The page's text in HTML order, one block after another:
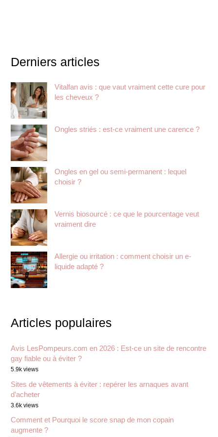
Derniers articles
Vitalfan avis : que vaut vraiment cette cure pour
les cheveux ?
Ongles striés : est-ce vraiment une carence ?
Ongles en gel ou semi-permanent : lequel
choisir ?
Vernis biosourcé : ce que le pourcentage veut
vraiment dire
Allergie ou irritation : comment choisir un e-
liquide adapté ?
Articles populaires
Avis LesPompeurs.com en 2026 : Est-ce un site de rencontre
gay fiable ou à éviter ?
5.9k views
Sites de vêtements à éviter : repérer les arnaques avant
d’acheter
3.6k views
Comment et Pourquoi le score snap de mon copain
augmente ?